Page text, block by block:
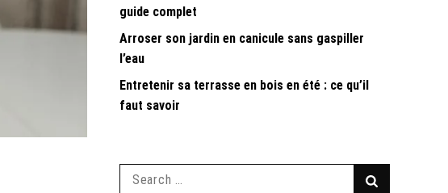
guide complet
Arroser son jardin en canicule sans gaspiller
l’eau
Entretenir sa terrasse en bois en été : ce qu’il
faut savoir
Search